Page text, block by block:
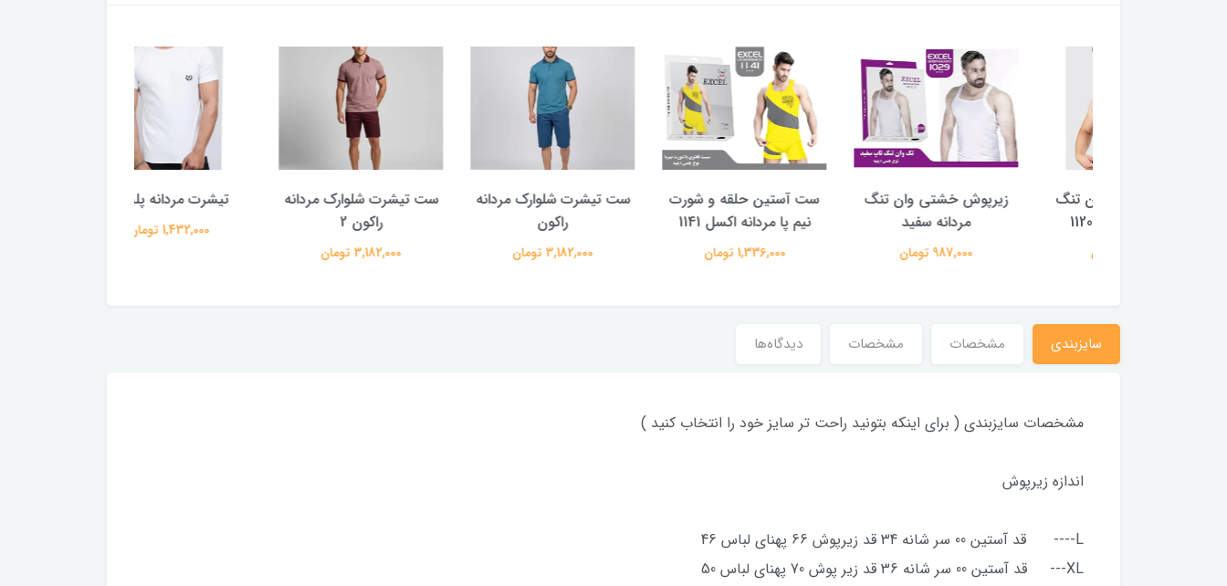
زیرپوش خشتی وان تنگ
مردانه سفید
ست آستین حلقه و شورت
نیم پا مردانه اکسل 1141
ست تیشرت شلوارک مردانه
ست تیشرت شلوارک مردانه
تیشرت مردانه پلیس
سایزبندی مشخصات مشخصات دیدگاه‌ها
مشخصات سایزبندی ( برای اینکه بتونید راحت تر سایز خود را انتخاب کنید )
اندازه زیرپوش
L---- قد آستین 00 سر شانه 34 قد زیرپوش 66 پهنای لباس 46
XL--- قد آستین 00 سر شانه 36 قد زیر پوش 70 پهنای لباس 50